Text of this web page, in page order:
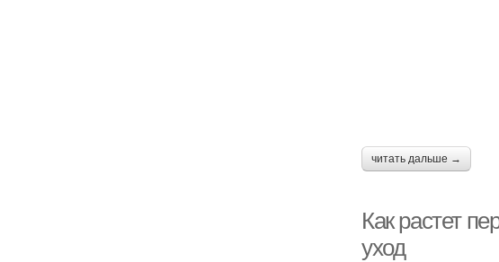
читать дальше →
Как растет
уход